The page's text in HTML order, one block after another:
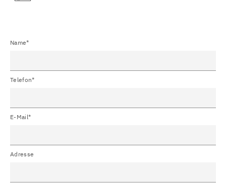
Name*
Telefon*
E-Mail*
Adresse